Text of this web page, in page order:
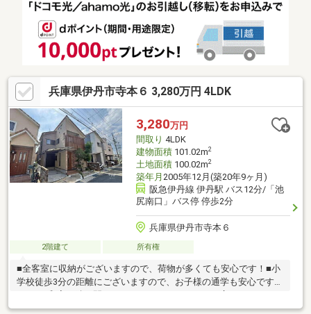
周辺施設～荻野小学校・・・徒歩約10分（650ｍ）東中学
10分自衛隊阪神病院・・・徒歩約15分すくすくベビー保育
園・・・約234Ｍ
兵庫県伊丹市寺本６ 3,280万円 4LDK
3,280万円
間取り 4LDK
建物面積101.02m2
土地面積100.02m2
築年月 2005年12月(築20年9ヶ月)
阪急伊丹線 伊丹駅 バス12分/「池
尻南口」バス停 停歩2分
兵庫県伊丹市寺本６
2階建て 所有権
■全客室に収納がございますので、荷物が多くても安心です！■小
学校徒歩3分の距離にございますので、お子様の通学も安心です！
■LDKと和室が続き間になっておりますので、より広いLDKにする
ことも可能です！■2面バルコニーですので、通風良好です！■壁